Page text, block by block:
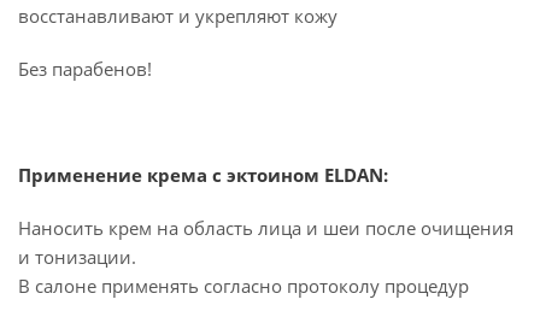
восстанавливают и укрепляют кожу
Без парабенов!
Применение крема с эктоином ELDAN:
Наносить крем на область лица и шеи после очищения
и тонизации.
В салоне применять согласно протоколу процедур